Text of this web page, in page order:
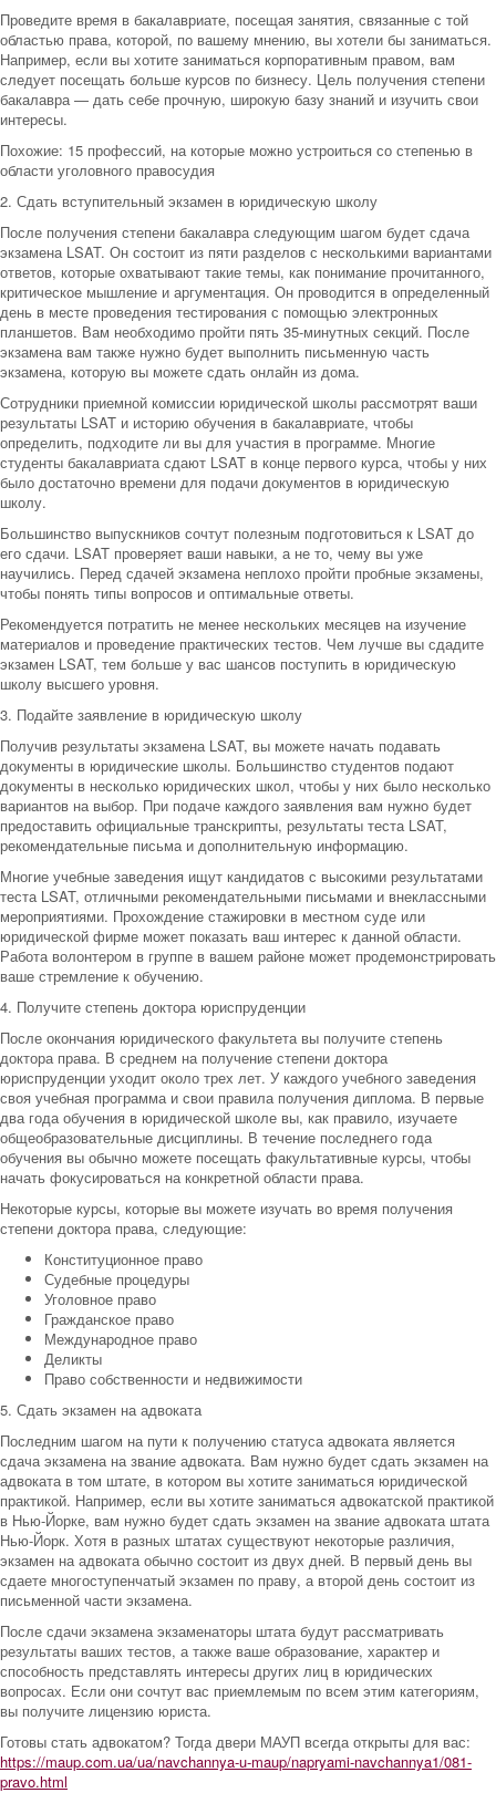
Проведите время в бакалавриате, посещая занятия, связанные с той
областью права, которой, по вашему мнению, вы хотели бы заниматься.
Например, если вы хотите заниматься корпоративным правом, вам
следует посещать больше курсов по бизнесу. Цель получения степени
бакалавра — дать себе прочную, широкую базу знаний и изучить свои
интересы.
Похожие: 15 профессий, на которые можно устроиться со степенью в
области уголовного правосудия
2. Сдать вступительный экзамен в юридическую школу
После получения степени бакалавра следующим шагом будет сдача
экзамена LSAT. Он состоит из пяти разделов с несколькими вариантами
ответов, которые охватывают такие темы, как понимание прочитанного,
критическое мышление и аргументация. Он проводится в определенный
день в месте проведения тестирования с помощью электронных
планшетов. Вам необходимо пройти пять 35-минутных секций. После
экзамена вам также нужно будет выполнить письменную часть
экзамена, которую вы можете сдать онлайн из дома.
Сотрудники приемной комиссии юридической школы рассмотрят ваши
результаты LSAT и историю обучения в бакалавриате, чтобы
определить, подходите ли вы для участия в программе. Многие
студенты бакалавриата сдают LSAT в конце первого курса, чтобы у них
было достаточно времени для подачи документов в юридическую
школу.
Большинство выпускников сочтут полезным подготовиться к LSAT до
его сдачи. LSAT проверяет ваши навыки, а не то, чему вы уже
научились. Перед сдачей экзамена неплохо пройти пробные экзамены,
чтобы понять типы вопросов и оптимальные ответы.
Рекомендуется потратить не менее нескольких месяцев на изучение
материалов и проведение практических тестов. Чем лучше вы сдадите
экзамен LSAT, тем больше у вас шансов поступить в юридическую
школу высшего уровня.
3. Подайте заявление в юридическую школу
Получив результаты экзамена LSAT, вы можете начать подавать
документы в юридические школы. Большинство студентов подают
документы в несколько юридических школ, чтобы у них было несколько
вариантов на выбор. При подаче каждого заявления вам нужно будет
предоставить официальные транскрипты, результаты теста LSAT,
рекомендательные письма и дополнительную информацию.
Многие учебные заведения ищут кандидатов с высокими результатами
теста LSAT, отличными рекомендательными письмами и внеклассными
мероприятиями. Прохождение стажировки в местном суде или
юридической фирме может показать ваш интерес к данной области.
Работа волонтером в группе в вашем районе может продемонстрировать
ваше стремление к обучению.
4. Получите степень доктора юриспруденции
После окончания юридического факультета вы получите степень
доктора права. В среднем на получение степени доктора
юриспруденции уходит около трех лет. У каждого учебного заведения
своя учебная программа и свои правила получения диплома. В первые
два года обучения в юридической школе вы, как правило, изучаете
общеобразовательные дисциплины. В течение последнего года
обучения вы обычно можете посещать факультативные курсы, чтобы
начать фокусироваться на конкретной области права.
Некоторые курсы, которые вы можете изучать во время получения
степени доктора права, следующие:
Конституционное право
Судебные процедуры
Уголовное право
Гражданское право
Международное право
Деликты
Право собственности и недвижимости
5. Сдать экзамен на адвоката
Последним шагом на пути к получению статуса адвоката является
сдача экзамена на звание адвоката. Вам нужно будет сдать экзамен на
адвоката в том штате, в котором вы хотите заниматься юридической
практикой. Например, если вы хотите заниматься адвокатской практикой
в Нью-Йорке, вам нужно будет сдать экзамен на звание адвоката штата
Нью-Йорк. Хотя в разных штатах существуют некоторые различия,
экзамен на адвоката обычно состоит из двух дней. В первый день вы
сдаете многоступенчатый экзамен по праву, а второй день состоит из
письменной части экзамена.
После сдачи экзамена экзаменаторы штата будут рассматривать
результаты ваших тестов, а также ваше образование, характер и
способность представлять интересы других лиц в юридических
вопросах. Если они сочтут вас приемлемым по всем этим категориям,
вы получите лицензию юриста.
Готовы стать адвокатом? Тогда двери МАУП всегда открыты для вас:
https://maup.com.ua/ua/navchannya-u-maup/napryami-navchannya1/081-
pravo.html